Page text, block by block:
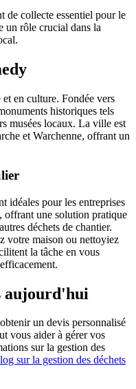
de collecte essentiel pour le
un rôle crucial dans la
en culture. Fondée vers
historiques tels
musées locaux. La ville est
et Warchenne, offrant un
idéales pour les entreprises
offrant une solution pratique
déchets de chantier.
votre maison ou nettoyiez
la tâche en vous
aujourd'hui
un devis personnalisé
vous aider à gérer vos
sur la gestion des
sur la gestion des déchets